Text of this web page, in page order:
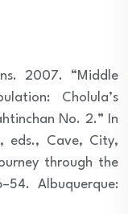
2007. “Middle
Cholula’s
No. 2.” In
eds., Cave, City,
through the
Albuquerque: